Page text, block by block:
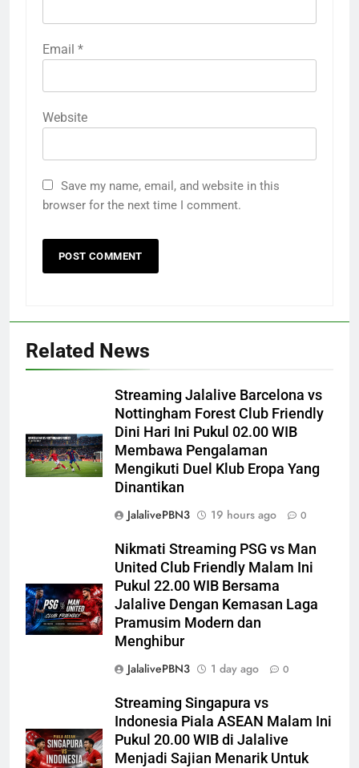
Email *
Website
Save my name, email, and website in this
browser for the next time I comment.
Related News
Streaming Jalalive Barcelona vs
Nottingham Forest Club Friendly
Dini Hari Ini Pukul 02.00 WIB
Membawa Pengalaman
Mengikuti Duel Klub Eropa Yang
Dinantikan
JalalivePBN3
19 hours ago 0
Nikmati Streaming PSG vs Man
United Club Friendly Malam Ini
Pukul 22.00 WIB Bersama
Jalalive Dengan Kemasan Laga
Pramusim Modern dan
Menghibur
JalalivePBN3
1 day ago 0
Streaming Singapura vs
Indonesia Piala ASEAN Malam Ini
Pukul 20.00 WIB di Jalalive
Menjadi Sajian Menarik Untuk